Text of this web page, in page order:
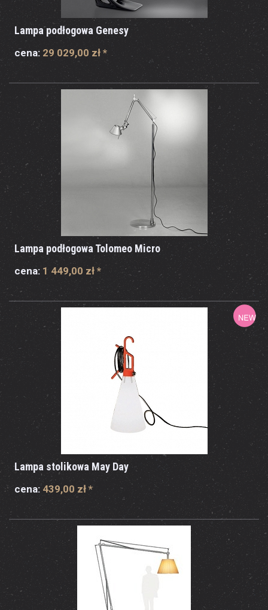
Lampa podłogowa Genesy
cena: 29 029,00 zł *
Lampa podłogowa Tolomeo Micro
cena: 1 449,00 zł *
Lampa stolikowa May Day
cena: 439,00 zł *